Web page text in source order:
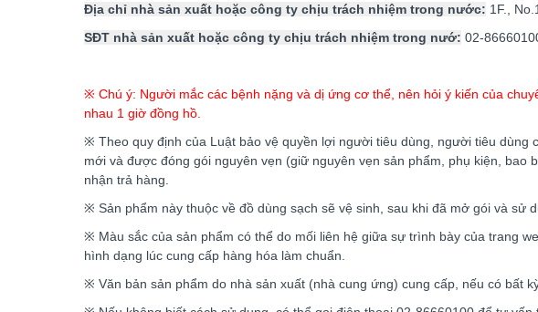
Địa chỉ nhà sản xuất hoặc công ty chịu trách nhiệm trong nước: 1F.,
SĐT nhà sản xuất hoặc công ty chịu trách nhiệm trong nướ: 02-
※ Chú ý: Người mắc các bệnh nặng và dị ứng cơ thể, nên hỏi ý kiến của
nhau 1 giờ đồng hồ.
※ Theo quy định của Luật bảo vệ quyền lợi người tiêu dùng, người tiêu
mới và được đóng gói nguyên vẹn (giữ nguyên vẹn sản phẩm, phụ kiện,
nhận trả hàng.
※ Sản phẩm này thuộc về đồ dùng sạch sẽ vệ sinh, sau khi đã mở gói và sử
※ Màu sắc của sản phẩm có thể do mối liên hệ giữa sự trình bày của trang
hình dạng lúc cung cấp hàng hóa làm chuẩn.
※ Văn bản sản phẩm do nhà sản xuất (nhà cung ứng) cung cấp, nếu có bất